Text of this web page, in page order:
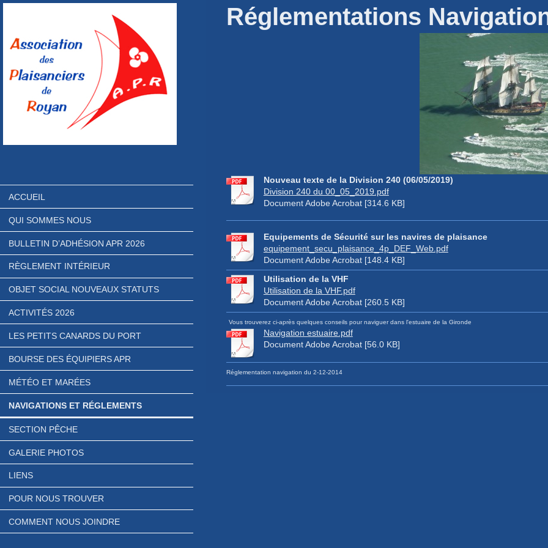
ACCUEIL
QUI SOMMES NOUS
BULLETIN D’ADHÉSION APR 2026
RÈGLEMENT INTÉRIEUR
OBJET SOCIAL NOUVEAUX STATUTS
ACTIVITÉS 2026
LES PETITS CANARDS DU PORT
BOURSE DES ÉQUIPIERS APR
MÉTÉO ET MARÉES
NAVIGATIONS ET RÉGLEMENTS
SECTION PÊCHE
GALERIE PHOTOS
LIENS
POUR NOUS TROUVER
COMMENT NOUS JOINDRE
Réglementations
Nouveau texte de la Division 240 (06/05/2019)
Division 240 du 00_05_2019.pdf
Document Adobe Acrobat [314.6 KB]
Equipements de Sécurité sur les navires de plaisance
equipement_secu_plaisance_4p_DEF_Web.pdf
Document Adobe Acrobat [148.4 KB]
Utilisation de la VHF
Utilisation de la VHF.pdf
Document Adobe Acrobat [260.5 KB]
Vous trouverez ci-après quelques conseils pour naviguer dans l'estuaire de la Gironde
Navigation estuaire.pdf
Document Adobe Acrobat [56.0 KB]
Réglementation navigation du 2-12-2014